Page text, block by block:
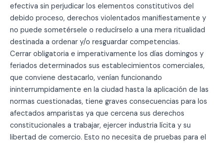
efectiva sin perjudicar los elementos constitutivos del
debido proceso, derechos violentados manifiestamente y
no puede sometérsele o reducírselo a una mera ritualidad
destinada a ordenar y/o resguardar competencias.
Cerrar obligatoria e imperativamente los días domingos y
feriados determinados sus establecimientos comerciales,
que conviene destacarlo, venían funcionando
ininterrumpidamente en la ciudad hasta la aplicación de las
normas cuestionadas, tiene graves consecuencias para los
afectados amparistas ya que cercena sus derechos
constitucionales a trabajar, ejercer industria lícita y su
libertad de comercio. Esto no necesita de pruebas para el